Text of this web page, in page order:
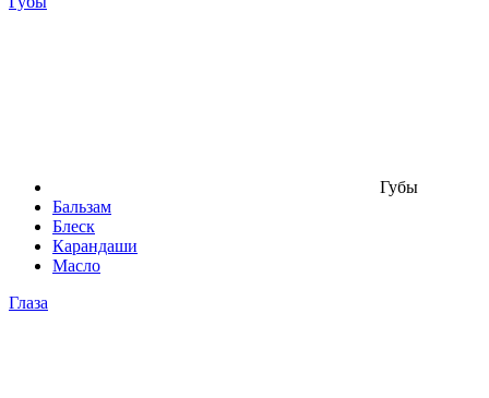
Губы
Бальзам
Блеск
Карандаши
Масло
Глаза